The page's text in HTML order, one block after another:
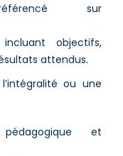
sur
objectifs,
attendus.
ou une
et